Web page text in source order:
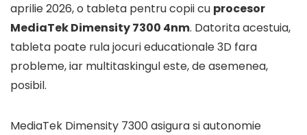
aprilie 2026, o tableta pentru copii cu procesor
MediaTek Dimensity 7300 4nm. Datorita acestuia,
tableta poate rula jocuri educationale 3D fara
probleme, iar multitaskingul este, de asemenea,
posibil.
MediaTek Dimensity 7300 asigura si autonomie